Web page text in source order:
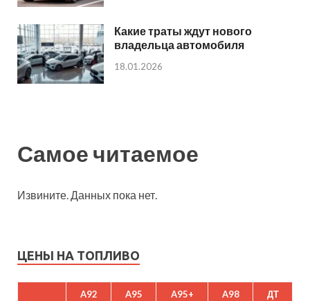
Какие траты ждут нового
владельца автомобиля
18.01.2026
Самое читаемое
Извините. Данных пока нет.
ЦЕНЫ НА ТОПЛИВО
A92 A95 A95+ A98 ДТ